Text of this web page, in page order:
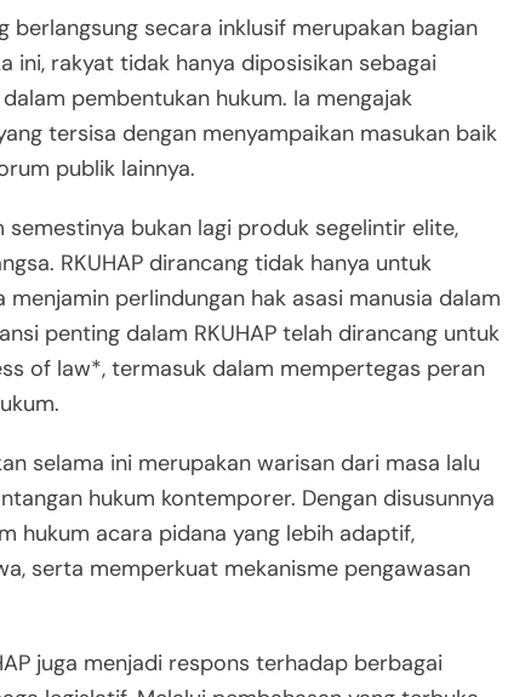
berlangsung secara inklusif merupakan bagian
ini, rakyat tidak hanya diposisikan sebagai
pembentukan hukum. Ia mengajak
tersisa dengan menyampaikan masukan baik
publik lainnya.
bukan lagi produk segelintir elite,
RKUHAP dirancang tidak hanya untuk
perlindungan hak asasi manusia dalam
penting dalam RKUHAP telah dirancang untuk
of law*, termasuk dalam mempertegas peran
selama ini merupakan warisan dari masa lalu
hukum kontemporer. Dengan disusunnya
hukum acara pidana yang lebih adaptif,
serta memperkuat mekanisme pengawasan
juga menjadi respons terhadap berbagai